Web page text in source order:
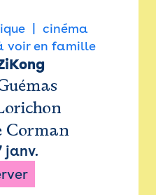
cinéma
voir en famille
Corman
janv.